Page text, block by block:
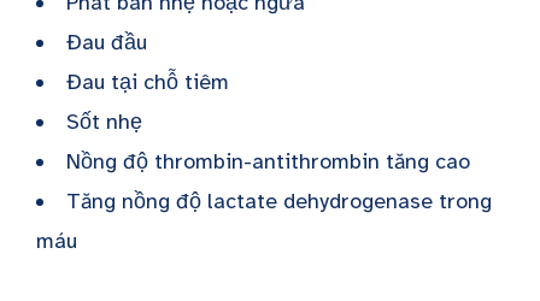
Đau đầu
Đau tại chỗ tiêm
Sốt nhẹ
Nồng độ thrombin-antithrombin tăng cao
Tăng nồng độ lactate dehydrogenase trong
máu